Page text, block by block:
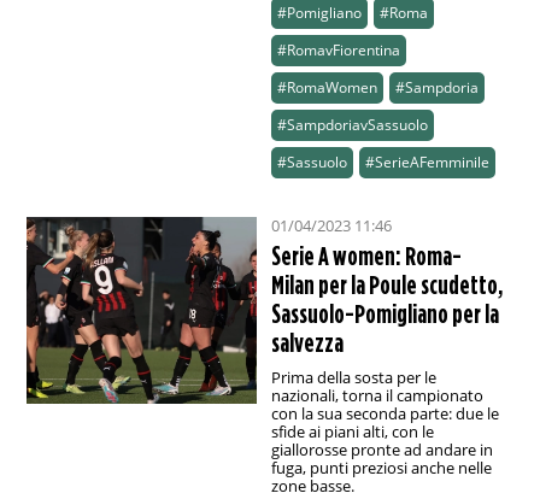
#Pomigliano
#Roma
#RomavFiorentina
#RomaWomen
#Sampdoria
#SampdoriavSassuolo
#Sassuolo
#SerieAFemminile
01/04/2023 11:46
Serie A women: Roma-
Milan per la Poule scudetto,
Sassuolo-Pomigliano per la
salvezza
Prima della sosta per le
nazionali, torna il campionato
con la sua seconda parte: due le
sfide ai piani alti, con le
giallorosse pronte ad andare in
fuga, punti preziosi anche nelle
zone basse.